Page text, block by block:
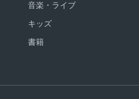
音楽・ライブ
キッズ
書籍